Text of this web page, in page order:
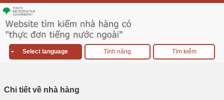
Select language Tính năng Tìm kiếm
Chi tiết về nhà hàng